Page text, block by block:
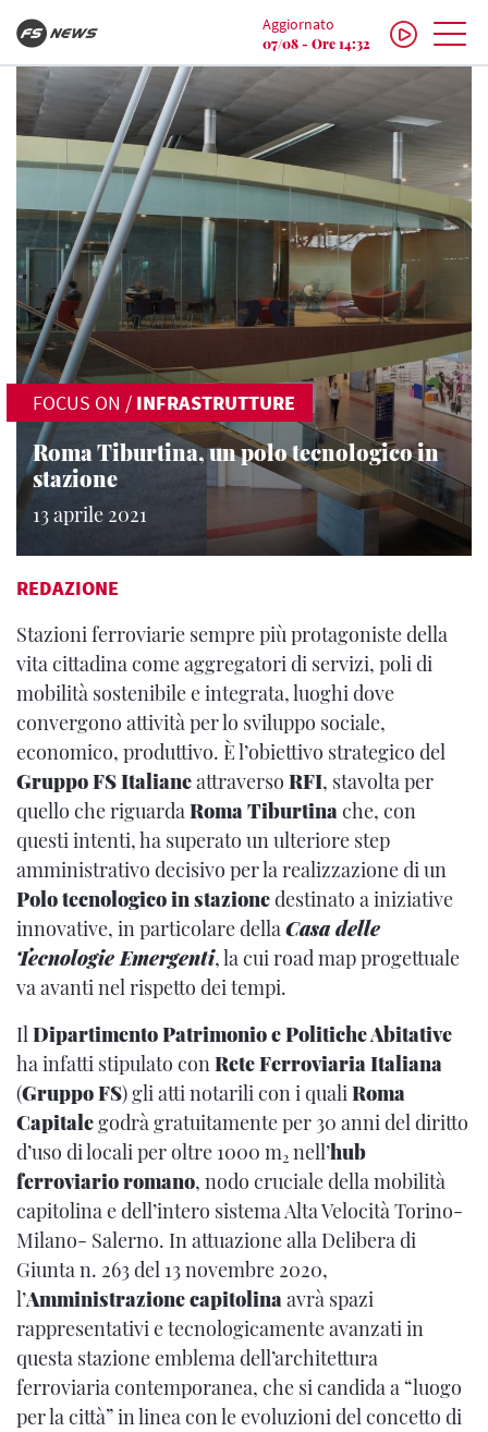
Aggiornato
07/08 - Ore 14:32
FOCUS ON / INFRASTRUTTURE
Roma Tiburtina, un polo tecnologico in
stazione
13 aprile 2021
REDAZIONE
Stazioni ferroviarie sempre più protagoniste della
vita cittadina come aggregatori di servizi, poli di
mobilità sostenibile e integrata, luoghi dove
convergono attività per lo sviluppo sociale,
economico, produttivo. È l’obiettivo strategico del
Gruppo FS Italianeattraverso RFI, stavolta per
quello che riguardaRoma Tiburtinache, con
questi intenti, ha superato un ulteriore step
amministrativo decisivo per la realizzazione di un
Polo tecnologico in stazionedestinato a iniziative
innovative, in particolare dellaCasa delle
Tecnologie Emergenti, la cui road map progettuale
va avanti nel rispetto dei tempi.
IlDipartimento Patrimonio e Politiche Abitative
ha infatti stipulato conRete Ferroviaria Italiana
(Gruppo FS) gli atti notarili con i qualiRoma
Capitalegodrà gratuitamente per 30 anni del diritto
d’uso di locali per oltre 1000 m2 nell’hub
ferroviario romano, nodo cruciale della mobilità
capitolina e dell’intero sistema Alta Velocità Torino-
Milano- Salerno. In attuazione alla Delibera di
Giunta n. 263 del 13 novembre 2020,
l’Amministrazione capitolinaavrà spazi
rappresentativi e tecnologicamente avanzati in
questa stazione emblema dell’architettura
ferroviaria contemporanea, che si candida a “luogo
per la città” in linea con le evoluzioni del concetto di